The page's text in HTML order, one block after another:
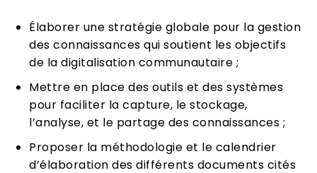
Élaborer une stratégie globale pour la gestion
des connaissances qui soutient les objectifs
de la digitalisation communautaire ;
Mettre en place des outils et des systèmes
pour faciliter la capture, le stockage,
l’analyse, et le partage des connaissances ;
Proposer la méthodologie et le calendrier
d’élaboration des différents documents cités